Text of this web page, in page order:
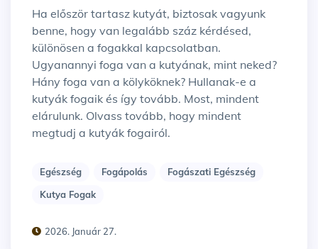
Ha először tartasz kutyát, biztosak vagyunk
benne, hogy van legalább száz kérdésed,
különösen a fogakkal kapcsolatban.
Ugyanannyi foga van a kutyának, mint neked?
Hány foga van a kölyköknek? Hullanak-e a
kutyák fogaik és így tovább. Most, mindent
elárulunk. Olvass tovább, hogy mindent
megtudj a kutyák fogairól.
Egészség Fogápolás
Fogászati Egészség
Kutya Fogak
2026. Január 27.